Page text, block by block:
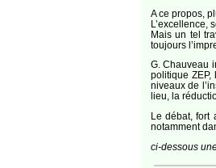
A ce propos,
L’excellence,
Mais un tel
toujours
G. Chauveau
politique
niveaux de
lieu, la
Le débat,
notamment
ci-dessous